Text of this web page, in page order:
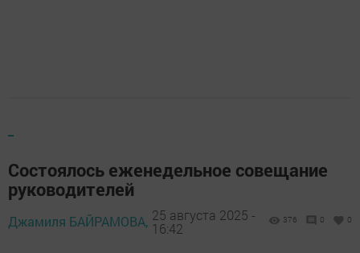
Состоялось еженедельное совещание
руководителей
Джамиля БАЙРАМОВА, 25 августа 2025 -
16:42
376 0 0